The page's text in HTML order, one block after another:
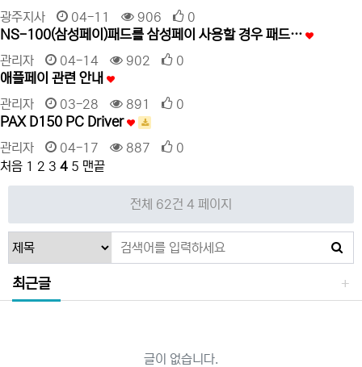
광주지사 04-11 906 0
NS-100(삼성페이)패드를 삼성페이 사용할 경우 패드…
관리자 04-14 902 0
애플페이 관련 안내
관리자 03-28 891 0
PAX D150 PC Driver
관리자 04-17 887
0
처음 1 2 3 4 5 맨끝
전체 62건 4 페이지
최근글
글이 없습니다.